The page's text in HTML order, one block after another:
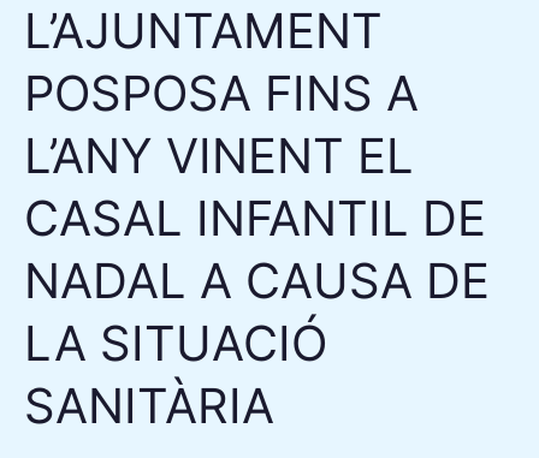
L’AJUNTAMENT
POSPOSA FINS A
L’ANY VINENT EL
CASAL INFANTIL DE
NADAL A CAUSA DE
LA SITUACIÓ
SANITÀRIA
NADAL
A
CAUSA
DE
LA
SITUACIÓ
SANITÀRIA